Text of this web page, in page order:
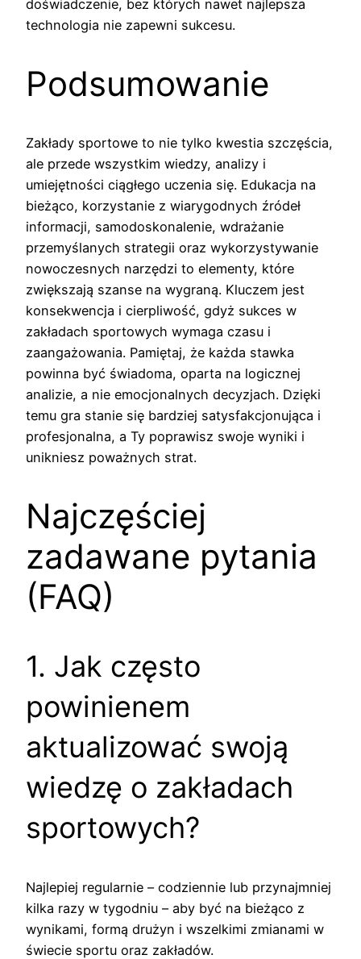
doświadczenie, bez których nawet najlepsza
technologia nie zapewni sukcesu.
Podsumowanie
Zakłady sportowe to nie tylko kwestia szczęścia,
ale przede wszystkim wiedzy, analizy i
umiejętności ciągłego uczenia się. Edukacja na
bieżąco, korzystanie z wiarygodnych źródeł
informacji, samodoskonalenie, wdrażanie
przemyślanych strategii oraz wykorzystywanie
nowoczesnych narzędzi to elementy, które
zwiększają szanse na wygraną. Kluczem jest
konsekwencja i cierpliwość, gdyż sukces w
zakładach sportowych wymaga czasu i
zaangażowania. Pamiętaj, że każda stawka
powinna być świadoma, oparta na logicznej
analizie, a nie emocjonalnych decyzjach. Dzięki
temu gra stanie się bardziej satysfakcjonująca i
profesjonalna, a Ty poprawisz swoje wyniki i
unikniesz poważnych strat.
Najczęściej
zadawane pytania
(FAQ)
1. Jak często
powinienem
aktualizować swoją
wiedzę o zakładach
sportowych?
Najlepiej regularnie – codziennie lub przynajmniej
kilka razy w tygodniu – aby być na bieżąco z
wynikami, formą drużyn i wszelkimi zmianami w
świecie sportu oraz zakładów.